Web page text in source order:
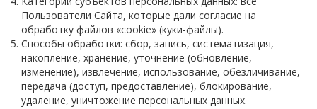
Монтажные пасты
Термостойкие клеммные колодки
Термостойкие провода
Нагреватели гибкие
Пользователи Сайта, которые дали согласие на
обработку файлов «cookie» (куки-файлы).
Способы обработки: сбор, запись, систематизация,
накопление, хранение, уточнение (обновление,
изменение), извлечение, использование, обезличивание,
передача (доступ, предоставление), блокирование,
удаление, уничтожение персональных данных.